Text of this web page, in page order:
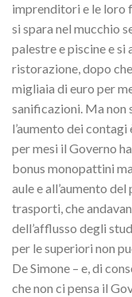
imprenditori e le loro
si spara nel mucchio
palestre e piscine e
ristorazione, dopo
migliaia di euro per
sanificazioni. Ma non
l’aumento dei
per mesi il Governo
bonus monopattini
aule e all’aumento
trasporti, che
dell’afflusso degli
per le superiori non
De Simone – e, di
che non ci pensa il